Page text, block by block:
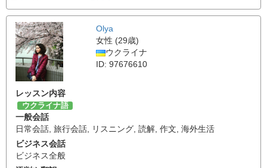
Olya
女性 (29歳)
ウクライナ
ID: 97676610
レッスン内容
ウクライナ語
一般会話
日常会話 旅行会話 リスニング 読解 作文 海外生活
ビジネス会話
ビジネス全般